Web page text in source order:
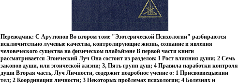
Переводчик: С Арутюнов Во втором томе "Эзотерической Психологии" разбираются
исключительно лучевые качества, контролирующие жизнь, сознание и явления
человеческого существа на физическом плабъйээне В первой части книги
рассматривается Эгоический Луч Она состоит из разделов: I Рост влияния души; 2 Семь
законов души, или эгоической жизни; 3, Пять групп душ; 4 Правила наработки контроля
души Вторая часть, Луч Личности, содержит подробное учение о: 1 Присвовиецыении
тел; 2 Координации личности; 3 Некоторых проблемах психологии; 4 Болезнях и